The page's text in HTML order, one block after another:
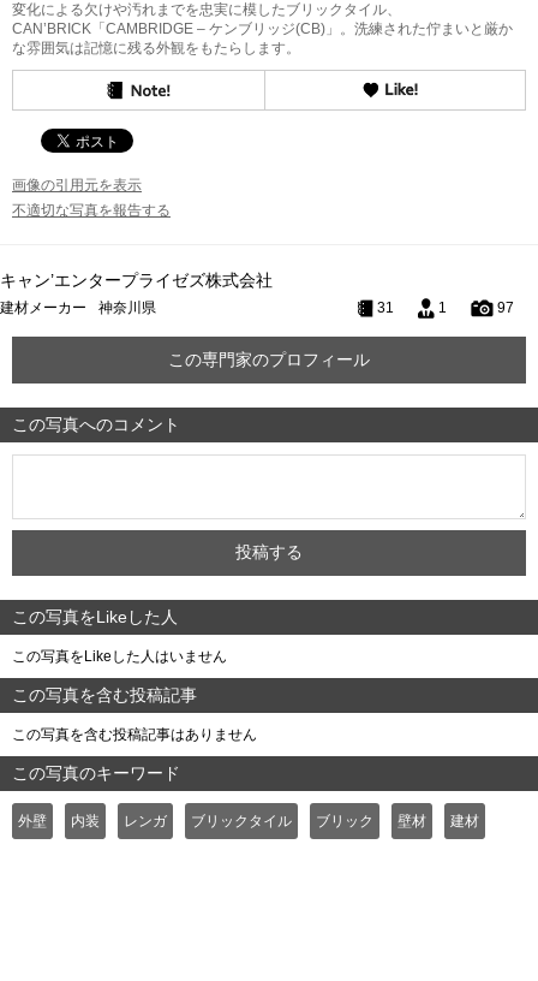
変化による欠けや汚れまでを忠実に模したブリックタイル、
CAN’BRICK「CAMBRIDGE – ケンブリッジ(CB)」。洗練された佇まいと厳か
な雰囲気は記憶に残る外観をもたらします。
画像の引用元を表示
不適切な写真を報告する
キャン’エンタープライゼズ株式会社
建材メーカー 神奈川県 31 1 97
この専門家のプロフィール
この写真へのコメント
この写真をLikeした人
この写真をLikeした人はいません
この写真を含む投稿記事
この写真を含む投稿記事はありません
この写真のキーワード
外壁 内装 レンガ ブリックタイル ブリック 壁材 建材